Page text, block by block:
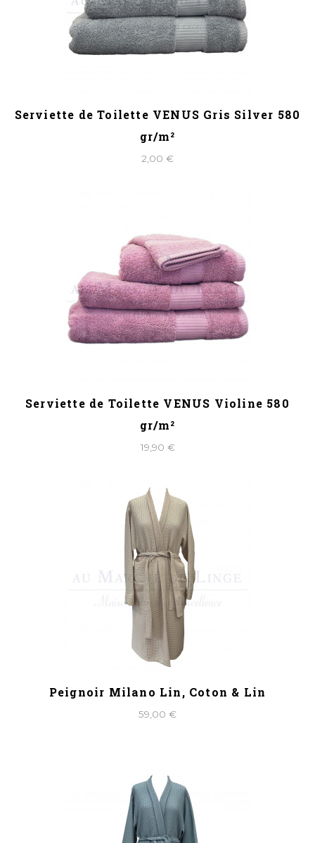
Serviette de Toilette VENUS Gris Silver 580
gr/m²
2,00 €
Serviette de Toilette VENUS Violine 580
gr/m²
19,90 €
Peignoir Milano Lin, Coton & Lin
59,00 €